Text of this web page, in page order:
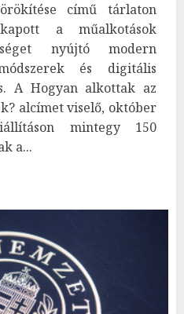
című tárlaton
a műalkotások
nyújtó modern
és digitális
A Hogyan alkottak az
alcímet viselő, október
mintegy 150
a...